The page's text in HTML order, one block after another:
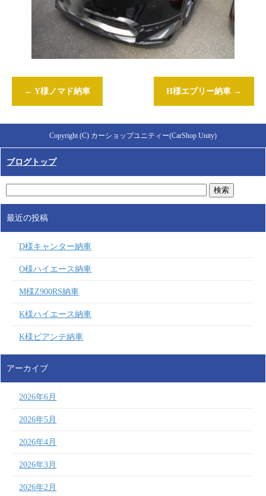
← Y様ノマド納車 H様エブリー納車 →
Copyright (C) カーショップユニティー(CarShop Unity)
ブログトップ
最近の投稿
D様キャンター納車
O様ハイエース納車
M様Z900RS納車
K様ハイエース納車
K様ビアンテ納車
アーカイブ
2026年6月
2026年5月
2026年4月
2026年3月
2026年2月